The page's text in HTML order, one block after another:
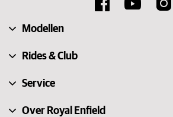
Modellen
Rides & Club
Service
Over Royal Enfield